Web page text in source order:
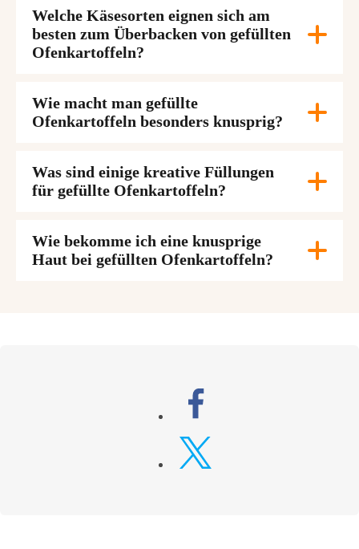
Welche Käsesorten eignen sich am
besten zum Überbacken von gefüllten
Ofenkartoffeln?
Wie macht man gefüllte
Ofenkartoffeln besonders knusprig?
Was sind einige kreative Füllungen
für gefüllte Ofenkartoffeln?
Wie bekomme ich eine knusprige
Haut bei gefüllten Ofenkartoffeln?